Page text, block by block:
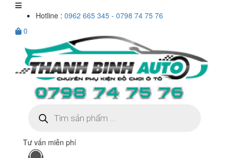
Hotline : 0962 665 345 - 0798 74 75 76
0
kiếm
sản
Tư vấn miễn phí